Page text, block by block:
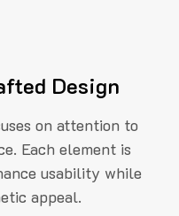
Design
on attention to
Each element is
usability while
appeal.